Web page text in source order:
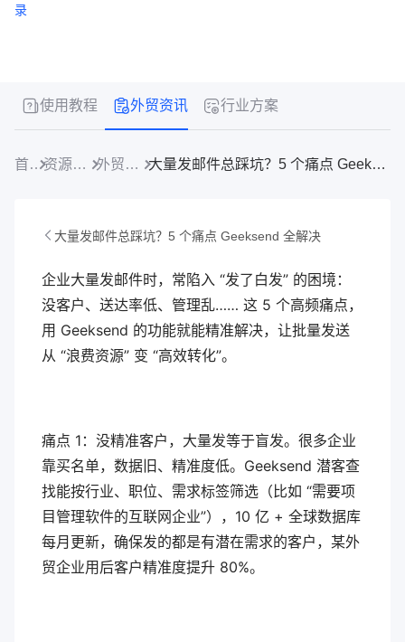
心
录
使用教程 外贸资讯 行业方案
首页 资源中心 外贸资讯 大量发邮件总踩坑？5 个痛点 Geeksend 全解决
大量发邮件总踩坑？5 个痛点 Geeksend 全解决
企业大量发邮件时，常陷入 “发了白发” 的困境：
没客户、送达率低、管理乱…… 这 5 个高频痛点，
用 Geeksend 的功能就能精准解决，让批量发送
从 “浪费资源” 变 “高效转化”。
痛点 1：没精准客户，大量发等于盲发。很多企业
靠买名单，数据旧、精准度低。Geeksend 潜客查
找能按行业、职位、需求标签筛选（比如 “需要项
目管理软件的互联网企业”），10 亿 + 全球数据库
每月更新，确保发的都是有潜在需求的客户，某外
贸企业用后客户精准度提升 80%。